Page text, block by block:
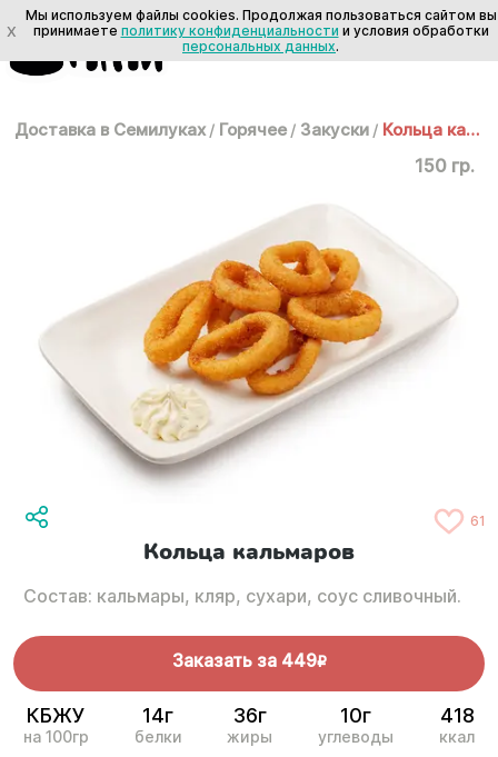
Доставка в Семилуках / Горячее / Закуски / Кольца кальмаров
150 гр.
61
Кольца кальмаров
Состав: кальмары, кляр, сухари, соус сливочный.
Заказать за 449R
КБЖУ
на 100гр
14г
белки
36г
жиры
10г
углеводы
418
ккал
X
Мы используем файлы cookies. Продолжая пользоваться сайтом вы
принимаете политику конфиденциальности и условия обработки
персональных данных.